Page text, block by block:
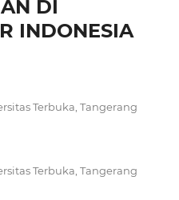
DI
INDONESIA
Terbuka, Tangerang
Terbuka, Tangerang